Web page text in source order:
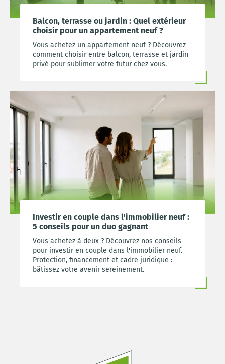
Balcon, terrasse ou jardin : Quel extérieur
choisir pour un appartement neuf ?
Vous achetez un appartement neuf ? Découvrez
comment choisir entre balcon, terrasse et jardin
privé pour sublimer votre futur chez vous.
Investir en couple dans l'immobilier neuf :
5 conseils pour un duo gagnant
Vous achetez à deux ? Découvrez nos conseils
pour investir en couple dans l'immobilier neuf.
Protection, financement et cadre juridique :
bâtissez votre avenir sereinement.